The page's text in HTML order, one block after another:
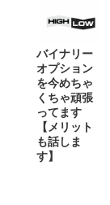
バイナリー
オプション
を今めちゃ
くちゃ頑張
ってます
【メリット
も話しま
す】